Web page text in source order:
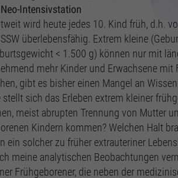
Intensivstation
wird heute jedes 10. Kind früh, d.h.
überlebensfähig. Extrem kleine
< 1.500 g) können nur mit
mehr Kinder und Erwachsene
gibt es bisher einen Mangel an
stellt sich das Erleben extrem kleiner
meist abrupten Trennung von Mutter
Kindern kommen? Welchen Halt
ein solcher zu früher extrauteriner
meine analytischen Beobachtungen
Frühgeborener, die neben der